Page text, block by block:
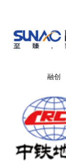
融创